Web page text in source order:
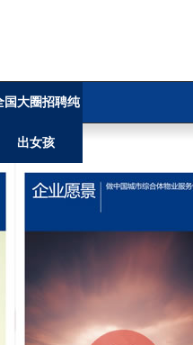
国大圈招聘纯
出女孩